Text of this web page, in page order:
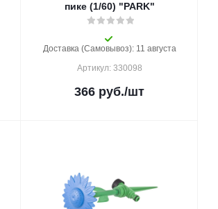
пике (1/60) "PARK"
Доставка (Самовывоз): 11 августа
Артикул: 330098
366 руб./шт